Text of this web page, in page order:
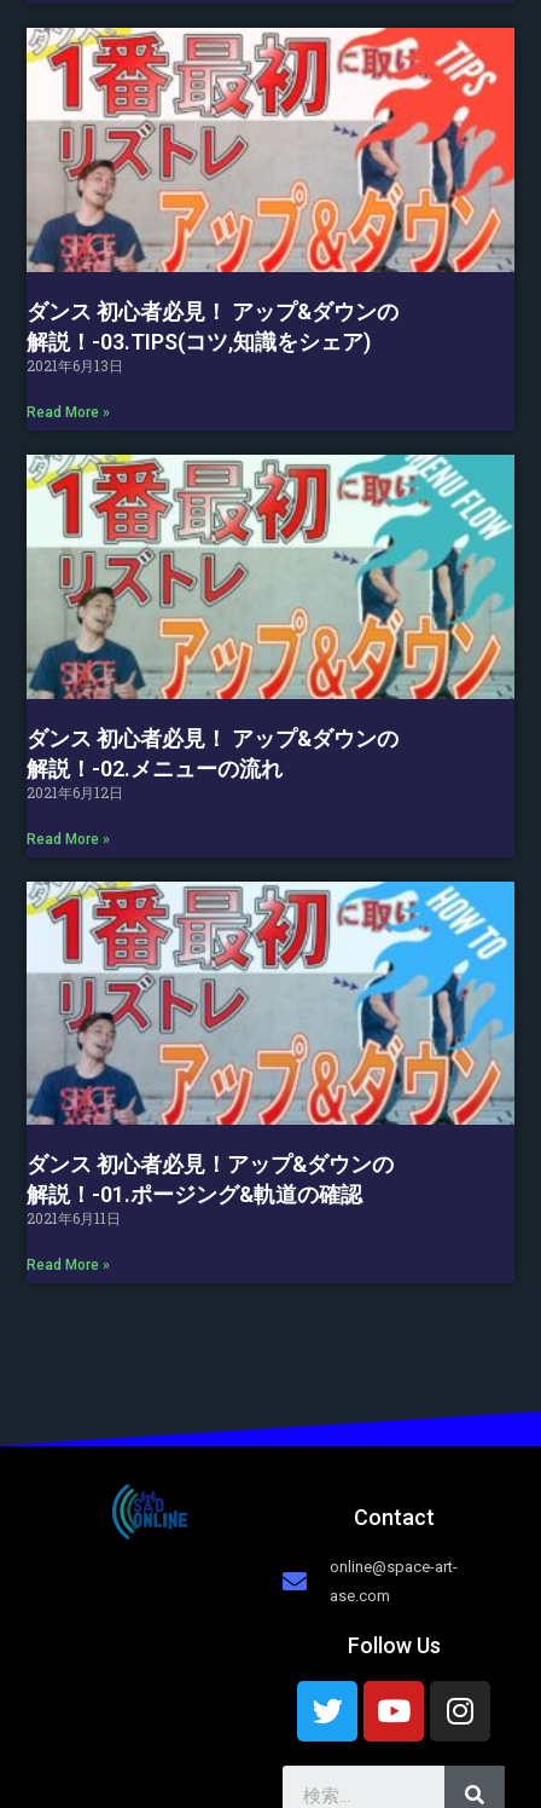
ダンス 初心者必見！ アップ&ダウンの
解説！-03.TIPS(コツ,知識をシェア)
2021年6月13日
Read More »
ダンス 初心者必見！ アップ&ダウンの
解説！-02.メニューの流れ
2021年6月12日
Read More »
ダンス 初心者必見！アップ&ダウンの
解説！-01.ポージング&軌道の確認
2021年6月11日
Read More »
Contact
online@space-art-
ase.com
Follow Us